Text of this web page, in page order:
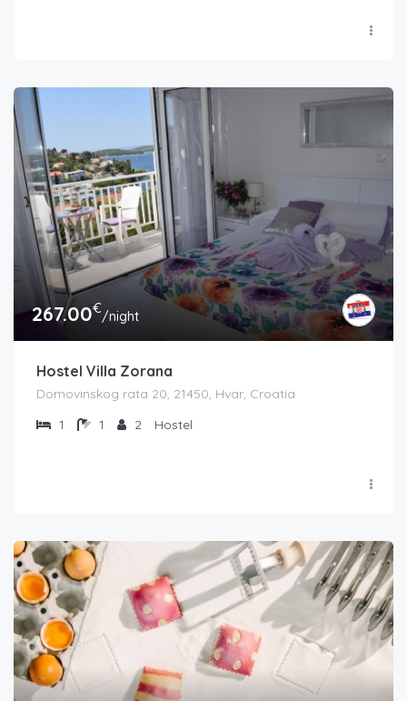
267.00€/night
Hostel Villa Zorana
Domovinskog rata 20, 21450, Hvar, Croatia
1
1 2 Hostel